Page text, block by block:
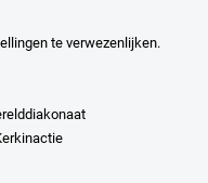
te verwezenlijken.